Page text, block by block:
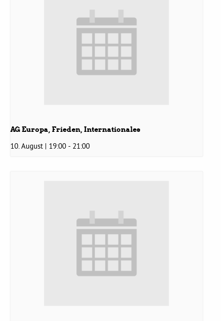
Ratsmitglieder 2025 – 2030
AG Europa, Frieden, Internationales
10. August | 19:00 - 21:00